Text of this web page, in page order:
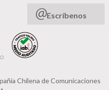
Escríbenos
Chilena de Comunicaciones